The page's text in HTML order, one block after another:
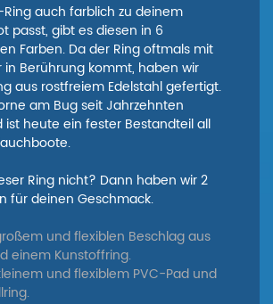
auch farblich zu deinem
passt, gibt es diesen in 6
Farben. Da der Ring oftmals mit
in Berührung kommt, haben wir
aus rostfreiem Edelstahl gefertigt.
am Bug seit Jahrzehnten
ist heute ein fester Bestandteil all
Ring nicht? Dann haben wir 2
für deinen Geschmack.
und flexiblen Beschlag aus
einem Kunstoffring.
und flexiblem PVC-Pad und